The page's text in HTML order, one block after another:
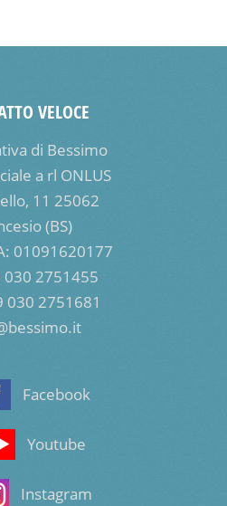
VELOCE
di Bessimo
a rl ONLUS
11 25062
(BS)
01091620177
030 2751455
030 2751681
Facebook
Youtube
Instagram